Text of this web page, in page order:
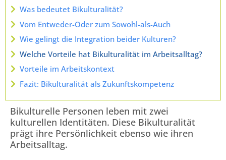
Was bedeutet Bikulturalität?
Vom Entweder-Oder zum Sowohl-als-Auch
Wie gelingt die Integration beider Kulturen?
Welche Vorteile hat Bikulturalität im Arbeitsalltag?
Vorteile im Arbeitskontext
Fazit: Bikulturalität als Zukunftskompetenz
Bikulturelle Personen leben mit zwei
kulturellen Identitäten. Diese Bikulturalität
prägt ihre Persönlichkeit ebenso wie ihren
Arbeitsalltag.